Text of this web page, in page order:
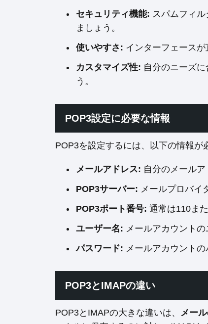
セキュリティ機能: スパムフィ
ましょう。
使いやすさ: インターフェース
カスタマイズ性: 自分のニーズ
う。
POP3設定に必要な情報
POP3を設定するには、以下の情報が
メールアドレス: 自分のメールア
POP3サーバー: メールプロバイ
POP3ポート番号: 通常は110ま
ユーザー名: メールアカウントの
パスワード: メールアカウントの
POP3とIMAPの違い
POP3とIMAPの大きな違いは、 メー